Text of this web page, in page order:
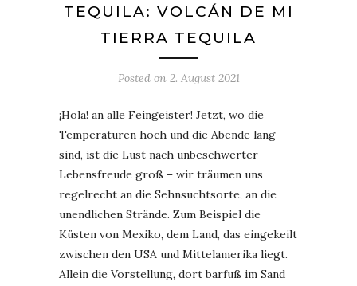
TEQUILA: VOLCÁN DE MI
TIERRA TEQUILA
Posted on 2. August 2021
¡Hola! an alle Feingeister! Jetzt, wo die
Temperaturen hoch und die Abende lang
sind, ist die Lust nach unbeschwerter
Lebensfreude groß – wir träumen uns
regelrecht an die Sehnsuchtsorte, an die
unendlichen Strände. Zum Beispiel die
Küsten von Mexiko, dem Land, das eingekeilt
zwischen den USA und Mittelamerika liegt.
Allein die Vorstellung, dort barfuß im Sand